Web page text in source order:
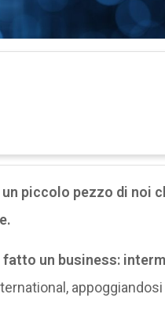
un piccolo pezzo di noi
fatto un business:
appoggiandosi